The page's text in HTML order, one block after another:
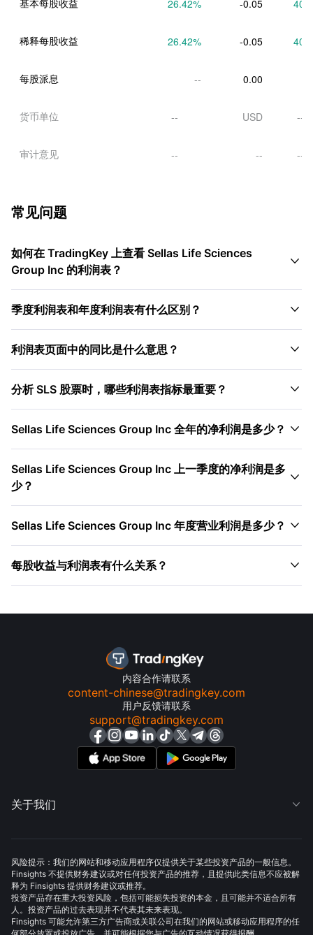
基本每股收益 26.42% -0.05
稀释每股收益 26.42% -0.05
每股派息 -- 0.00
货币单位 -- USD --
审计意见 -- -- --
常见问题
如何在 TradingKey 上查看 Sellas Life Sciences
Group Inc 的利润表？

季度利润表和年度利润表有什么区别？ 
利润表页面中的同比是什么意思？ 
分析 SLS 股票时，哪些利润表指标最重要？ 
Sellas Life Sciences Group Inc 全年的净利润是多少？ 
Sellas Life Sciences Group Inc 上一季度的净利润是多
少？

Sellas Life Sciences Group Inc 年度营业利润是多少？ 
每股收益与利润表有什么关系？ 
内容合作请联系
content-chinese@tradingkey.com
用户反馈请联系
support@tradingkey.com
关于我们 
风险提示：我们的网站和移动应用程序仅提供关于某些投资产品的一般信息。
Finsights 不提供财务建议或对任何投资产品的推荐，且提供此类信息不应被解
释为 Finsights 提供财务建议或推荐。
投资产品存在重大投资风险，包括可能损失投资的本金，且可能并不适合所有
人。投资产品的过去表现并不代表其未来表现。
Finsights 可能允许第三方广告商或关联公司在我们的网站或移动应用程序的任